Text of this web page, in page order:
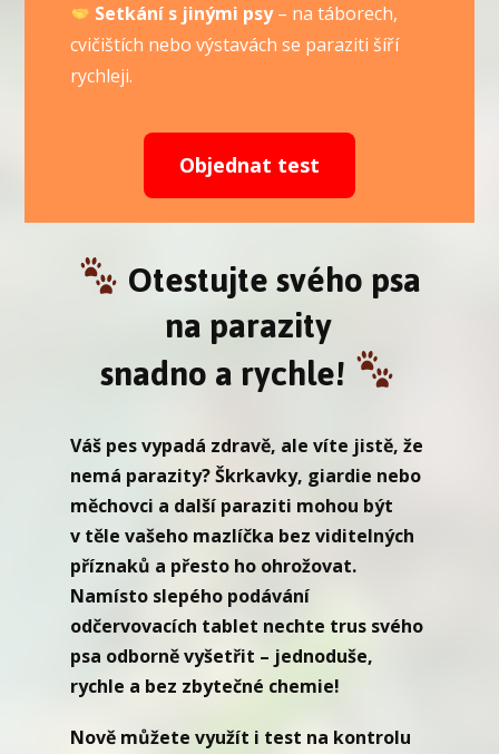
Setkání s jinými psy– na táborech,
cvičištích nebo výstavách se paraziti šíří
rychleji.
Objednat test
Otestujte svého psa
na parazity
snadno a rychle!
Váš pes vypadá zdravě, ale víte jistě, že
nemá parazity? Škrkavky, giardie nebo
měchovci a další paraziti mohou být
v těle vašeho mazlíčka bez viditelných
příznaků a přesto ho ohrožovat.
Namísto slepého podávání
odčervovacích tablet nechte trus svého
psa odborně vyšetřit – jednoduše,
rychle a bez zbytečné chemie!
Nově můžete využít i test na kontrolu